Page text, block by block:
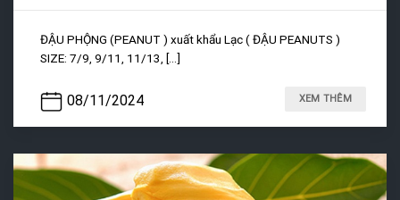
08/11/2024
ĐẬU PHỘNG (PEANUT ) xuất khẩu Lạc ( ĐẬU PEANUTS )
SIZE: 7/9, 9/11, 11/13, [...]
XEM THÊM